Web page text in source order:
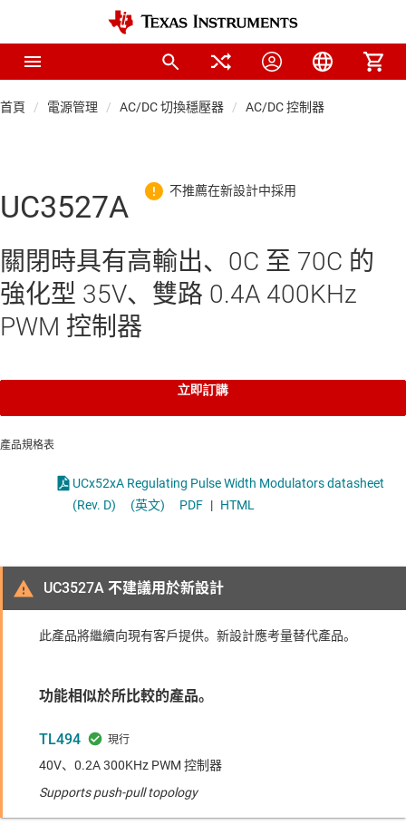
首頁 電源管理 AC/DC 切換穩壓器 AC/DC 控制器
UC3527A
關閉時具有高輸出、0C 至 70C 的
強化型 35V、雙路 0.4A 400KHz
PWM 控制器
立即訂購
產品規格表
UCx52xA Regulating Pulse Width Modulators datasheet
(Rev. D)
(英文) PDF | HTML
UC3527A 不建議用於新設計
此產品將繼續向現有客戶提供。新設計應考量替代產品。
功能相似於所比較的產品。
TL494
40V、0.2A 300KHz PWM 控制器
Supports push-pull topology